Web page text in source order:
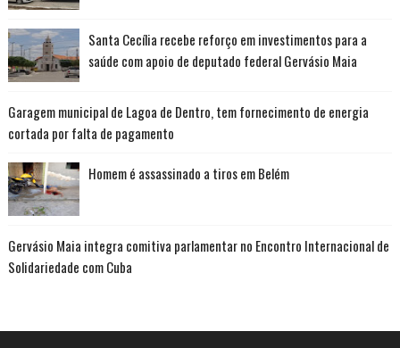
Santa Cecília recebe reforço em investimentos para a
saúde com apoio de deputado federal Gervásio Maia
Garagem municipal de Lagoa de Dentro, tem fornecimento de energia
cortada por falta de pagamento
Homem é assassinado a tiros em Belém
Gervásio Maia integra comitiva parlamentar no Encontro Internacional de
Solidariedade com Cuba